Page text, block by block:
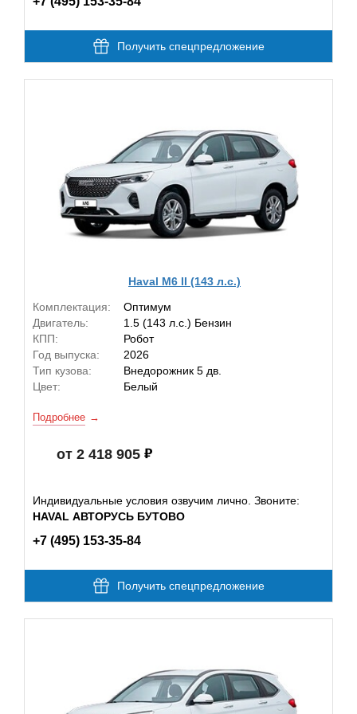
Получить спецпредложение
Haval M6 II (143 л.с.)
Комплектация:
Оптимум
Двигатель:
1.5 (143 л.с.) Бензин
КПП:
Робот
Год выпуска:
2026
Тип кузова:
Внедорожник 5 дв.
Цвет:
Белый
Подробнее
от 2 418 905
Индивидуальные условия озвучим лично. Звоните:
HAVAL АВТОРУСЬ БУТОВО
+7 (495) 153-35-84
Получить спецпредложение